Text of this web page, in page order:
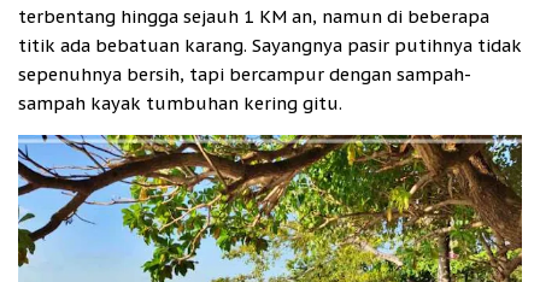
terbentang hingga sejauh 1 KM an, namun di beberapa
titik ada bebatuan karang. Sayangnya pasir putihnya tidak
sepenuhnya bersih, tapi bercampur dengan sampah-
sampah kayak tumbuhan kering gitu.